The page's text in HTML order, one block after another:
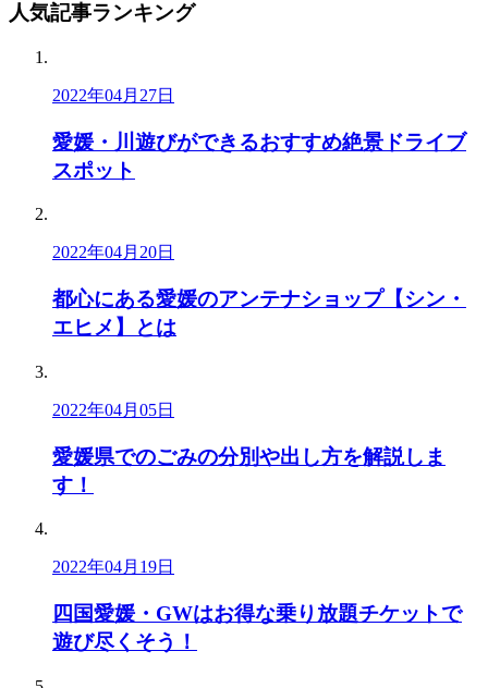
人気記事ランキング
2022年04月27日
愛媛・川遊びができるおすすめ絶景ドライブ
スポット
2022年04月20日
都心にある愛媛のアンテナショップ【シン・
エヒメ】とは
2022年04月05日
愛媛県でのごみの分別や出し方を解説しま
す！
2022年04月19日
四国愛媛・GWはお得な乗り放題チケットで
遊び尽くそう！